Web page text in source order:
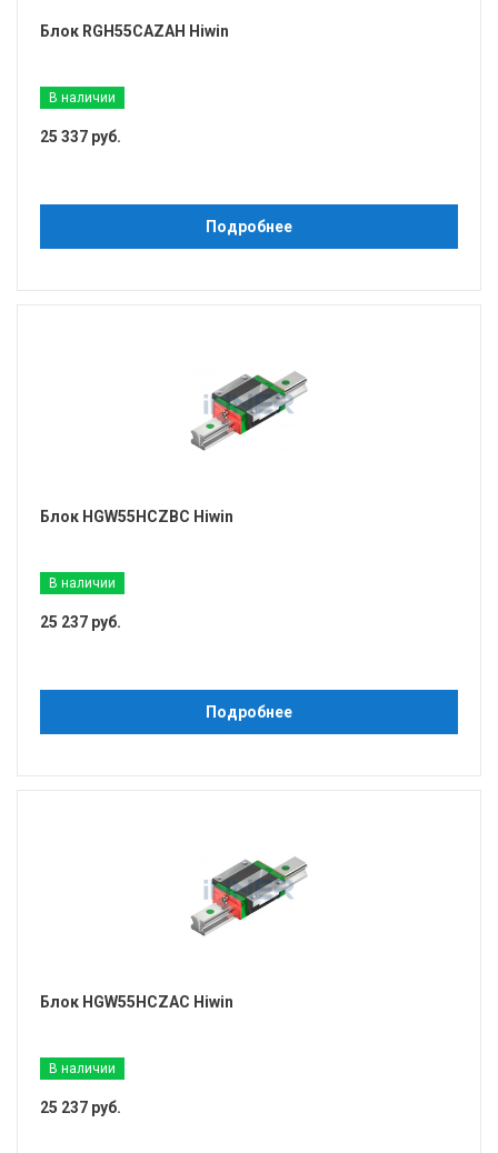
Блок RGH55CAZAH Hiwin
В наличии
25 337 руб.
Подробнее
Блок HGW55HCZBC Hiwin
В наличии
25 237 руб.
Подробнее
Блок HGW55HCZAC Hiwin
В наличии
25 237 руб.